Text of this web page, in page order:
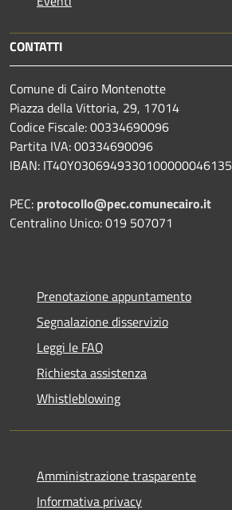
CONTATTI
Comune di Cairo Montenotte
Piazza della Vittoria, 29, 17014
Codice Fiscale: 00334690096
Partita IVA: 00334690096
IBAN: IT40Y0306949330100000046135
PEC: protocollo@pec.comunecairo.it
Centralino Unico: 019 507071
Prenotazione appuntamento
Segnalazione disservizio
Leggi le FAQ
Richiesta assistenza
Whistleblowing
Amministrazione trasparente
Informativa privacy